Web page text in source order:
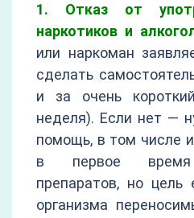
1. Отказ от
наркотиков и
или наркоман
сделать
и за очень
неделя). Если нет —
помощь, в том числе
в первое время
препаратов, но
организма